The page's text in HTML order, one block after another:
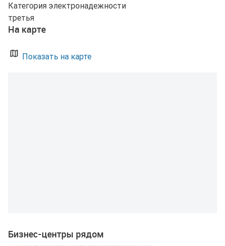
Категория электронадежности
третья
На карте
Показать на карте
Бизнес-центры рядом